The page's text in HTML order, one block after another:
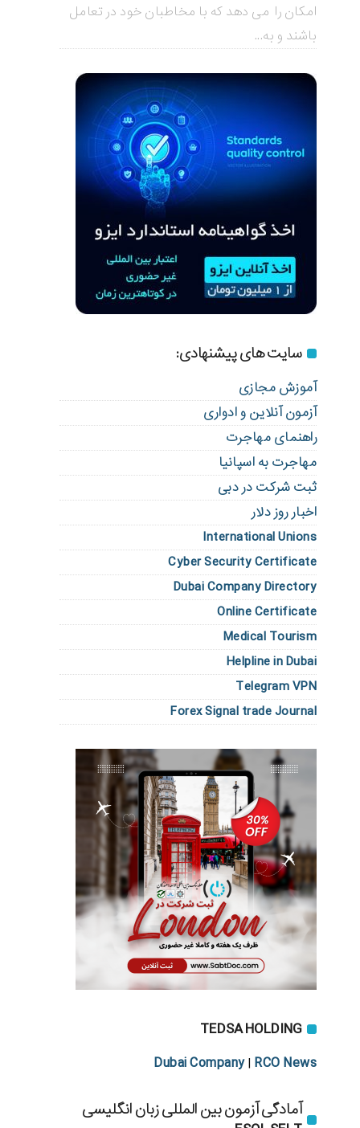
امکان را می دهد که با مخاطبان خود در تعامل
باشند و به...
سایت های پیشنهادی:
آموزش مجازی
آزمون آنلاین و ادواری
راهنمای مهاجرت
مهاجرت به اسپانیا
ثبت شرکت در دبی
اخبار روز دلار
International Unions
Cyber Security Certificate
Dubai Company Directory
Online Certificate
Medical Tourism
Helpline in Dubai
Telegram VPN
Forex Signal trade Journal
TEDSA HOLDING
Dubai Company| RCO News
آمادگی آزمون بین المللی زبان انگلیسی